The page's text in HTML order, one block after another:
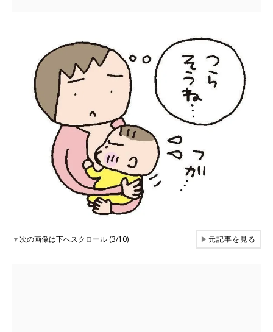
▼次の画像は下へスクロール (3/10) ▶元記事を見る